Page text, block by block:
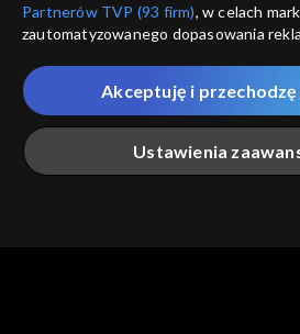
Partnerów TVP (93 firm), w celach
zautomatyzowanego dopasowania
które wskazujemy poniżej, a także
przez nas identyfikatora PPID do
Twoje dane osobowe zbierane
Ciebie naszych
poszczególnych
„Portalem”, w tym informacje
Ustawienia
Akceptuję i